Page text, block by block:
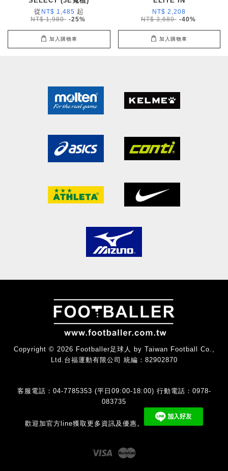
從 NT$ 1,485 起
NT$ 1,980 -25%
加入購物車
NT$ 2,208
NT$ 3,680 -40%
加入購物車
Copyright © 2026 Footballer足球人 by Taiwan Football Co.,
Ltd.台福運動有限公司 統編：82902870
客服電話：04-7785353 (平日09:00-18:00) 行動電話：0978-
083735
歡迎加官方line獲取更多資訊及優惠。
Visa